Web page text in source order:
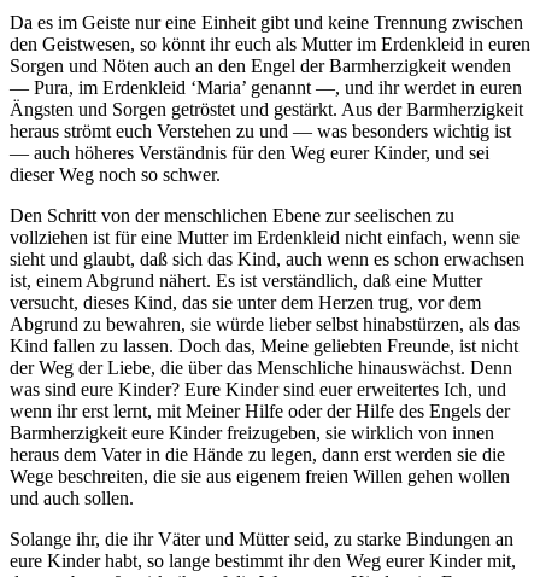
Da es im Geiste nur eine Einheit gibt und keine Trennung zwischen
den Geistwesen, so könnt ihr euch als Mutter im Erdenkleid in euren
Sorgen und Nöten auch an den Engel der Barmherzigkeit wenden
— Pura, im Erdenkleid ‘Maria’ genannt —, und ihr werdet in euren
Ängsten und Sorgen getröstet und gestärkt. Aus der Barmherzigkeit
heraus strömt euch Verstehen zu und — was besonders wichtig ist
— auch höheres Verständnis für den Weg eurer Kinder, und sei
dieser Weg noch so schwer.
Den Schritt von der menschlichen Ebene zur seelischen zu
vollziehen ist für eine Mutter im Erdenkleid nicht einfach, wenn sie
sieht und glaubt, daß sich das Kind, auch wenn es schon erwachsen
ist, einem Abgrund nähert. Es ist verständlich, daß eine Mutter
versucht, dieses Kind, das sie unter dem Herzen trug, vor dem
Abgrund zu bewahren, sie würde lieber selbst hinabstürzen, als das
Kind fallen zu lassen. Doch das, Meine geliebten Freunde, ist nicht
der Weg der Liebe, die über das Menschliche hinauswächst. Denn
was sind eure Kinder? Eure Kinder sind euer erweitertes Ich, und
wenn ihr erst lernt, mit Meiner Hilfe oder der Hilfe des Engels der
Barmherzigkeit eure Kinder freizugeben, sie wirklich von innen
heraus dem Vater in die Hände zu legen, dann erst werden sie die
Wege beschreiten, die sie aus eigenem freien Willen gehen wollen
und auch sollen.
Solange ihr, die ihr Väter und Mütter seid, zu starke Bindungen an
eure Kinder habt, so lange bestimmt ihr den Weg eurer Kinder mit,